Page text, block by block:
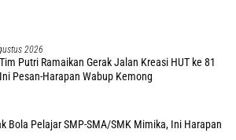
2026
Putri Ramaikan Gerak Jalan Kreasi HUT ke 81
Pesan-Harapan Wabup Kemong